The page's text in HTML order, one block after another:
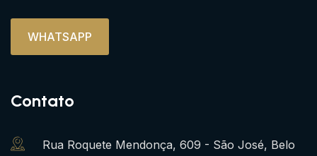
WHATSAPP
Contato
Rua Roquete Mendonça, 609 - São José, Belo